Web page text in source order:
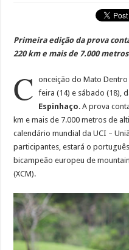
Primeira edição da prova
220 km e mais de 7.000
C
onceição do Mato
feira (14) e sábado (18),
Espinhaço. A prova
km e mais de 7.000 metros de
calendário mundial da UCI –
participantes, estará o
bicampeão europeu de
(XCM).